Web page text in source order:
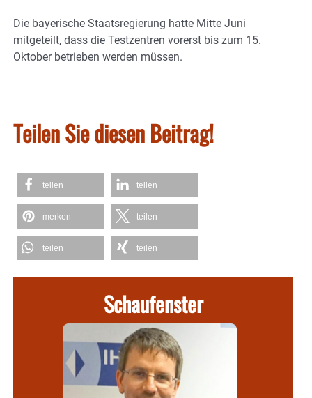
Die bayerische Staatsregierung hatte Mitte Juni
mitgeteilt, dass die Testzentren vorerst bis zum 15.
Oktober betrieben werden müssen.
Teilen Sie diesen Beitrag!
teilen teilen
merken teilen
teilen teilen
Schaufenster